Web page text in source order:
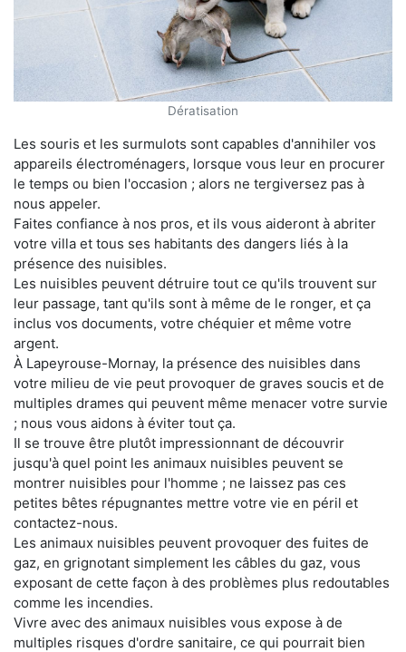
Dératisation
Les souris et les surmulots sont capables d'annihiler vos
appareils électroménagers, lorsque vous leur en procurer
le temps ou bien l'occasion ; alors ne tergiversez pas à
nous appeler.
Faites confiance à nos pros, et ils vous aideront à abriter
votre villa et tous ses habitants des dangers liés à la
présence des nuisibles.
Les nuisibles peuvent détruire tout ce qu'ils trouvent sur
leur passage, tant qu'ils sont à même de le ronger, et ça
inclus vos documents, votre chéquier et même votre
argent.
À Lapeyrouse-Mornay, la présence des nuisibles dans
votre milieu de vie peut provoquer de graves soucis et de
multiples drames qui peuvent même menacer votre survie
; nous vous aidons à éviter tout ça.
Il se trouve être plutôt impressionnant de découvrir
jusqu'à quel point les animaux nuisibles peuvent se
montrer nuisibles pour l'homme ; ne laissez pas ces
petites bêtes répugnantes mettre votre vie en péril et
contactez-nous.
Les animaux nuisibles peuvent provoquer des fuites de
gaz, en grignotant simplement les câbles du gaz, vous
exposant de cette façon à des problèmes plus redoutables
comme les incendies.
Vivre avec des animaux nuisibles vous expose à de
multiples risques d'ordre sanitaire, ce qui pourrait bien